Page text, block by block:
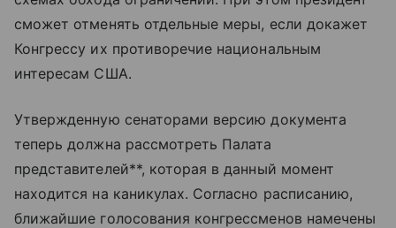
сможет отменять отдельные меры, если докажет
Конгрессу их противоречие национальным
интересам США.
Утвержденную сенаторами версию документа
теперь должна рассмотреть Палата
представителей**, которая в данный момент
находится на каникулах. Согласно расписанию,
ближайшие голосования конгрессменов намечены